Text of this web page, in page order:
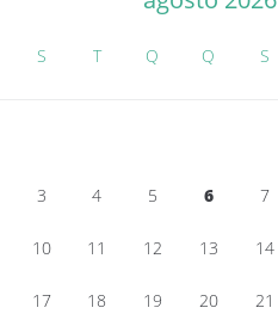
S T Q Q S
3 4 5 6 7
10 11 12 13 14
17 18 19 20 21